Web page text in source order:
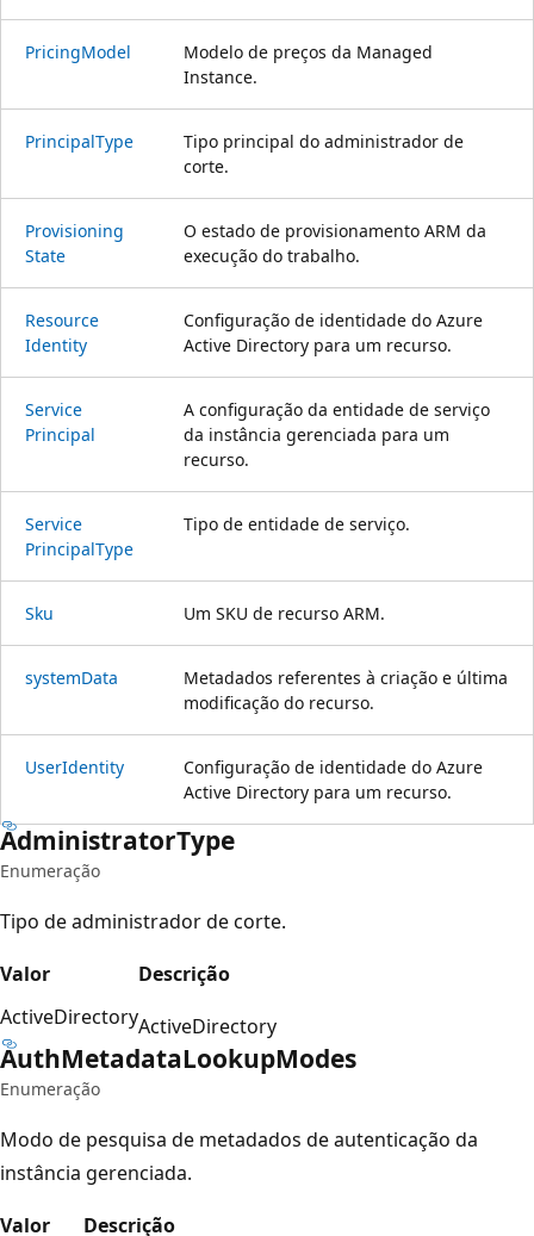
PricingModel
Modelo de preços da Managed
Instance.
PrincipalType
Tipo principal do administrador de
corte.
Provisioning
State
O estado de provisionamento ARM da
execução do trabalho.
Resource
Identity
Configuração de identidade do Azure
Active Directory para um recurso.
Service
Principal
A configuração da entidade de serviço
da instância gerenciada para um
recurso.
Service
PrincipalType
Tipo de entidade de serviço.
Sku Um SKU de recurso ARM.
systemData
Metadados referentes à criação e última
modificação do recurso.
UserIdentity
Configuração de identidade do Azure
Active Directory para um recurso.
AdministratorType
Enumeração
Tipo de administrador de corte.
Valor
Descrição
ActiveDirectoryActiveDirectory
AuthMetadataLookupModes
Enumeração
Modo de pesquisa de metadados de autenticação da
instância gerenciada.
Valor
Descrição